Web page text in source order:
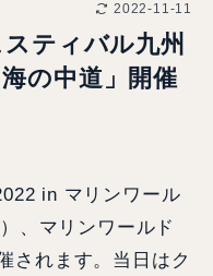
2022-11-11
ティバル九州
の中道」開催
in マリンワール
、マリンワールド
されます。当日はク